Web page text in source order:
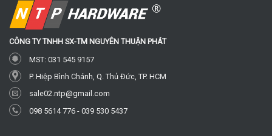
CÔNG TY TNHH SX-TM NGUYÊN THUẬN PHÁT
MST: 031 545 9157
P. Hiệp Bình Chánh, Q. Thủ Đức, TP. HCM
sale02.ntp@gmail.com
098 5614 776- 039 530 5437